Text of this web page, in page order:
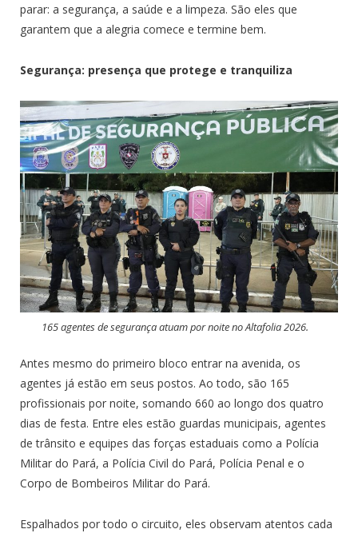
parar: a segurança, a saúde e a limpeza. São eles que
garantem que a alegria comece e termine bem.
Segurança: presença que protege e tranquiliza
165 agentes de segurança atuam por noite no Altafolia 2026.
Antes mesmo do primeiro bloco entrar na avenida, os
agentes já estão em seus postos. Ao todo, são 165
profissionais por noite, somando 660 ao longo dos quatro
dias de festa. Entre eles estão guardas municipais, agentes
de trânsito e equipes das forças estaduais como a Polícia
Militar do Pará, a Polícia Civil do Pará, Polícia Penal e o
Corpo de Bombeiros Militar do Pará.
Espalhados por todo o circuito, eles observam atentos cada